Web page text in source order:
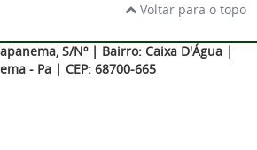
Voltar para o topo
S/Nº | Bairro: Caixa D'Água |
- Pa | CEP: 68700-665